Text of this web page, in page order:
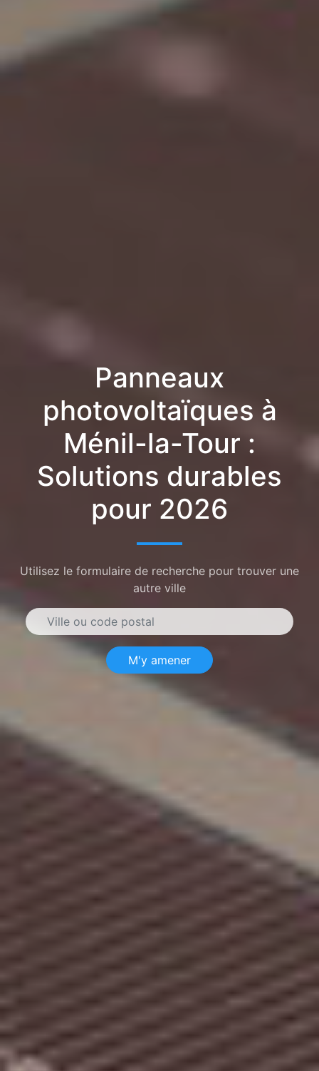
Panneaux
photovoltaïques à
Ménil-la-Tour :
Solutions durables
pour 2026
Utilisez le formulaire de recherche pour trouver une
autre ville
M'y amener